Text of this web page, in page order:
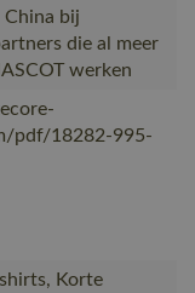
bij
die al meer
werken
pdf/18282-995-
Korte